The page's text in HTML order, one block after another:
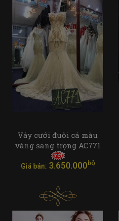
Váy cưới đuôi cá màu
vàng sang trọng AC771
Giá bán: 3.650.000bộ